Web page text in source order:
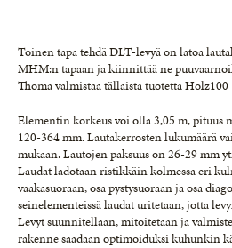
Toinen tapa tehdä DLT-levyä on latoa
MHM:n tapaan ja kiinnittää ne
Thoma valmistaa tällaista tuotetta
Elementin korkeus voi olla 3,05 m, pituus
120-364 mm. Lautakerrosten lukumäärä
mukaan. Lautojen paksuus on 26-29 mm
Laudat ladotaan ristikkäin kolmessa eri
vaakasuoraan, osa pystysuoraan ja osa
seinelementeissä laudat uritetaan, jotta
Levyt suunnitellaan, mitoitetaan ja
rakenne saadaan optimoiduksi kuhunkin